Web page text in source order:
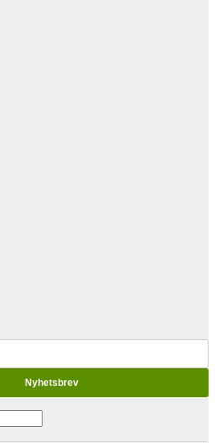
Nyhetsbrev